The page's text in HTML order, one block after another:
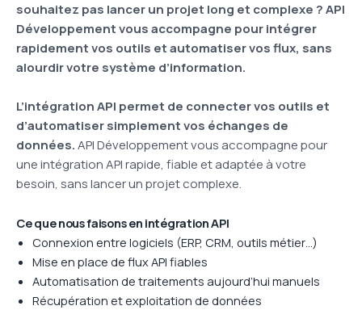
souhaitez pas lancer un projet long et complexe ? API
Développement vous accompagne pour intégrer
rapidement vos outils et automatiser vos flux, sans
alourdir votre système d’information.
L’intégration API permet de connecter vos outils et
d’automatiser simplement vos échanges de
données.API Développement vous accompagne pour
une intégration API rapide, fiable et adaptée à votre
besoin, sans lancer un projet complexe.
Ce que nous faisons en intégration API
Connexion entre logiciels (ERP, CRM, outils métier…)
Mise en place de flux API fiables
Automatisation de traitements aujourd’hui manuels
Récupération et exploitation de données